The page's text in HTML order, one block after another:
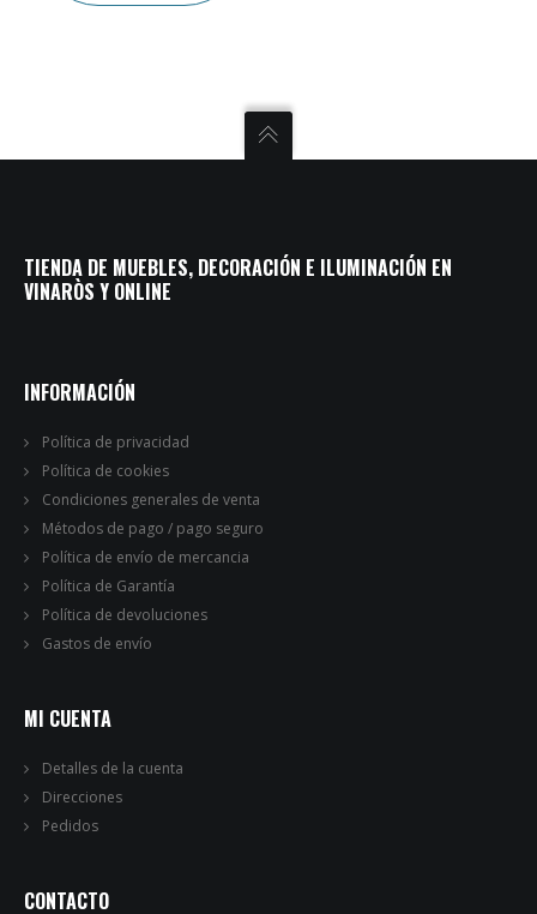
TIENDA DE MUEBLES, DECORACIÓN E ILUMINACIÓN EN
VINARÒS Y ONLINE
INFORMACIÓN
Política de privacidad
Política de cookies
Condiciones generales de venta
Métodos de pago / pago seguro
Política de envío de mercancia
Política de Garantía
Política de devoluciones
Gastos de envío
MI CUENTA
Detalles de la cuenta
Direcciones
Pedidos
CONTACTO